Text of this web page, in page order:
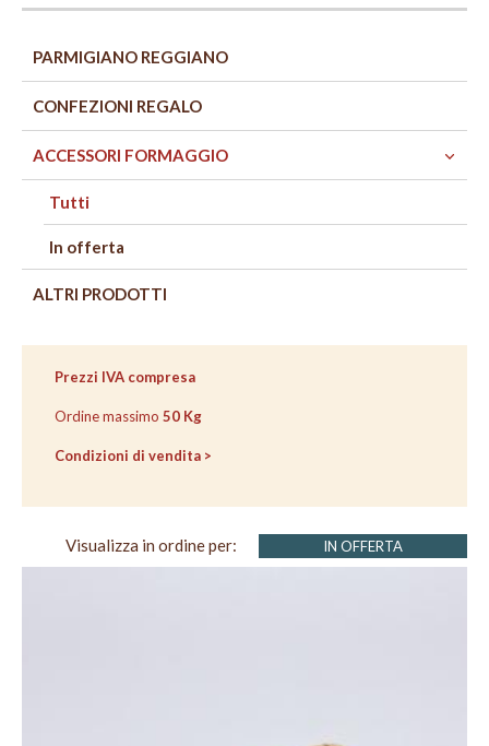
PARMIGIANO REGGIANO
CONFEZIONI REGALO
ACCESSORI FORMAGGIO
Tutti
In offerta
ALTRI PRODOTTI
VAI
CARRELLO
VAI
CASSA
Prezzi IVA compresa
Ordine massimo 50 Kg
Condizioni di vendita >
Visualizza in ordine per: IN OFFERTA